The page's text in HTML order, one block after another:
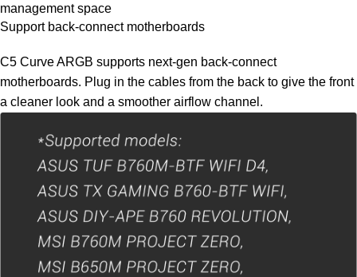
management space
Support back-connect motherboards
C5 Curve ARGB supports next-gen back-connect
motherboards. Plug in the cables from the back to give the front
a cleaner look and a smoother airflow channel.